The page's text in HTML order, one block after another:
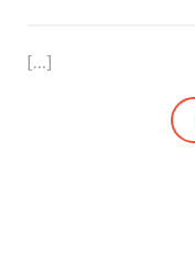
[…]